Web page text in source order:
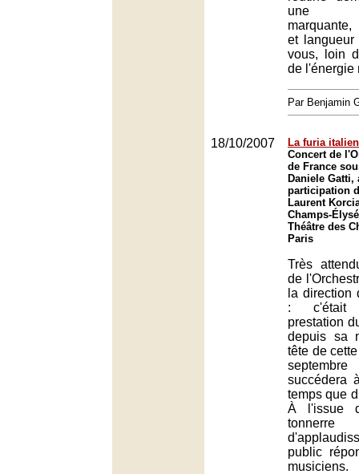
une
et langueur
vous, loin
de l'énergie
Par Benjamin
18/10/2007
La furia
Concert de
de France
Daniele Gatti,
participation
Laurent
Champs-
Théâtre des
Paris
Très
de
la direction
: c'était
prestation
depuis sa
tête de
succédera
temps que
À l'issue
tonnerre
public
musiciens.